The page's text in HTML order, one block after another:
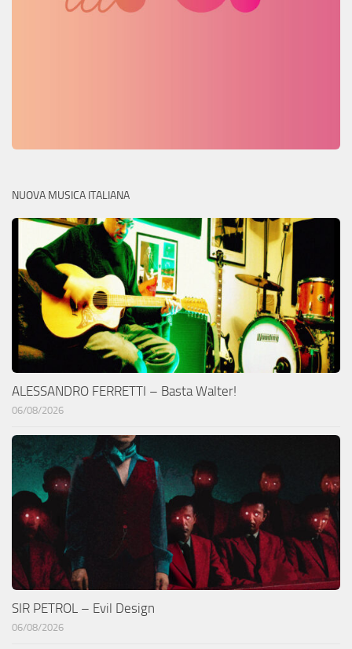
NUOVA MUSICA ITALIANA
ALESSANDRO FERRETTI – Basta Walter!
06/08/2026
SIR PETROL – Evil Design
06/08/2026